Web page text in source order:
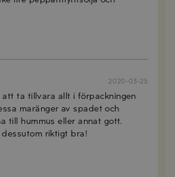
2020-03-25
att ta tillvara allt i förpackningen
maränger av spadet och
till hummus eller annat gott.
dessutom riktigt bra!